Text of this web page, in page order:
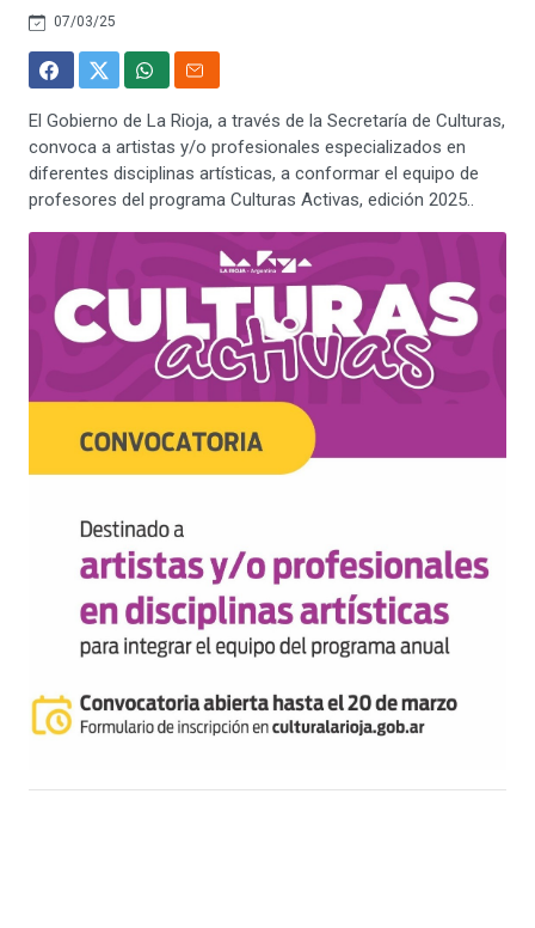
07/03/25
El Gobierno de La Rioja, a través de la Secretaría de Culturas,
convoca a artistas y/o profesionales especializados en
diferentes disciplinas artísticas, a conformar el equipo de
profesores del programa Culturas Activas, edición 2025..